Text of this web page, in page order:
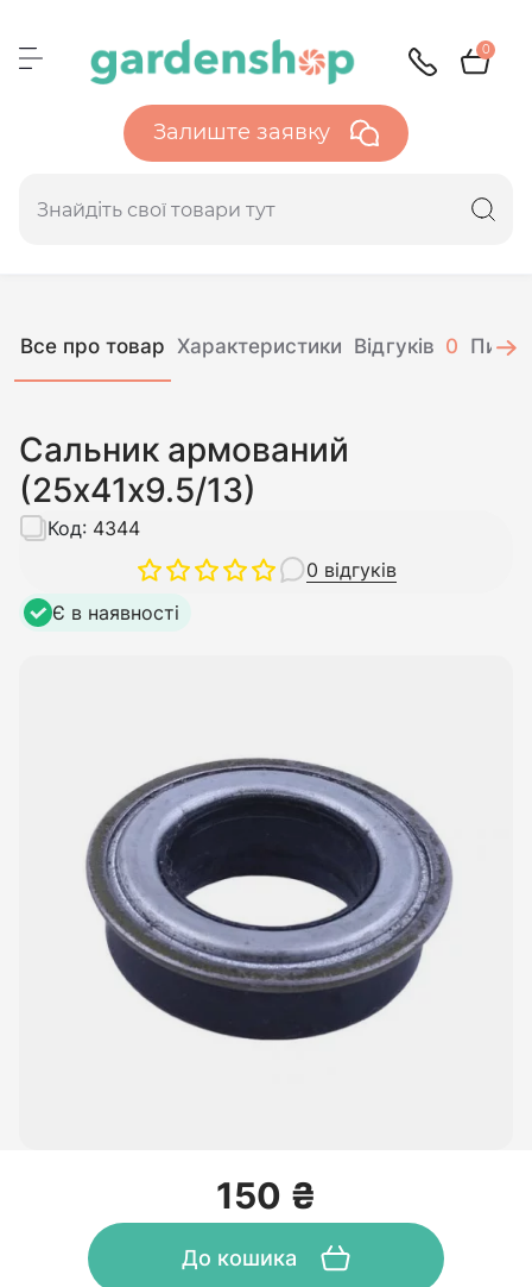
0
Залиште заявку
Все про товар Характеристики Відгуків 0
Сальник армований
(25х41х9.5/13)
0 відгуків
Код: 4344
Є в наявності
150 ₴
До кошика